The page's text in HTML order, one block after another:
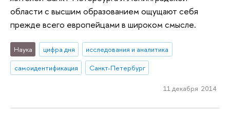
области с высшим образованием ощущают себя
прежде всего европейцами в широком смысле.
Наука цифра дня
исследования и аналитика
самоидентификация
Санкт-Петербург
11 декабря 2014